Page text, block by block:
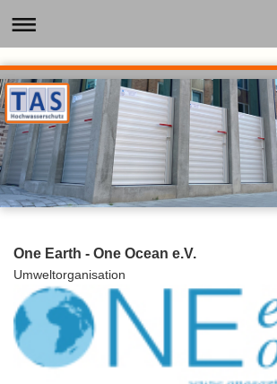
One Earth - One Ocean e.V.
Umweltorganisation